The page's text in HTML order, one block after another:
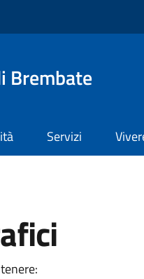
Brembate
Servizi